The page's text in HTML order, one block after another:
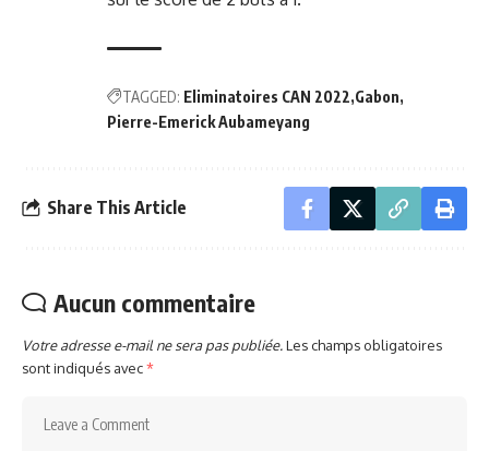
TAGGED: Eliminatoires CAN 2022 Gabon
Pierre-Emerick Aubameyang
Share This Article
Aucun commentaire
Votre adresse e-mail ne sera pas publiée.Les champs obligatoires
sont indiqués avec*